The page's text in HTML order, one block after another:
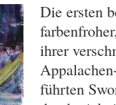
Die ersten
ihrer
führten